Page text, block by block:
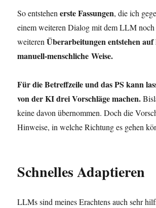
So ent­ste­heners­te Fas­sun­gen, die ich
einem wei­te­ren Dia­log mit dem LLM
wei­te­renÜber­ar­bei­tun­gen ent­ste­hen
manu­ell-mensch­li­che Weise.
Für die Betreff­zei­le und das PS kann
von der KI drei Vor­schlä­ge machen.
kei­ne davon über­nom­men. Doch die
Hin­wei­se, in wel­che Rich­tung es gehen
Schnelles Adaptieren
LLMs sind mei­nes Erach­tens auch sehr